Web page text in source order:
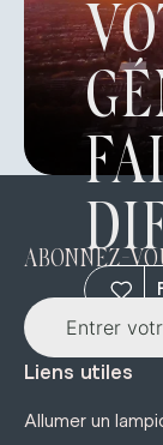
ABONNEZ-
Liens utiles
Allumer un